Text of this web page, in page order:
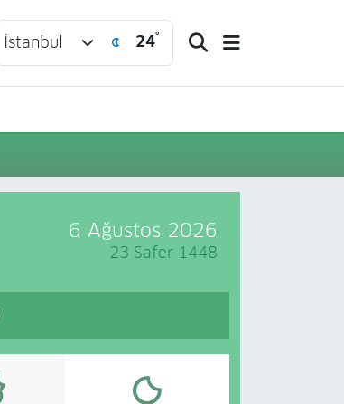
İstanbul 24°
6 Ağustos 2026
23 Safer 1448